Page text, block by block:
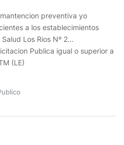
preventiva yo
a los establecimientos
Los Rios Nº 2...
Publica igual o superior a
(LE)